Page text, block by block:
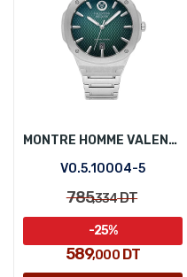
MONTRE HOMME VALENTINO ORLANDI VO.5.10004-5
VO.5.10004-5
785,334DT
589,000DT
-25%